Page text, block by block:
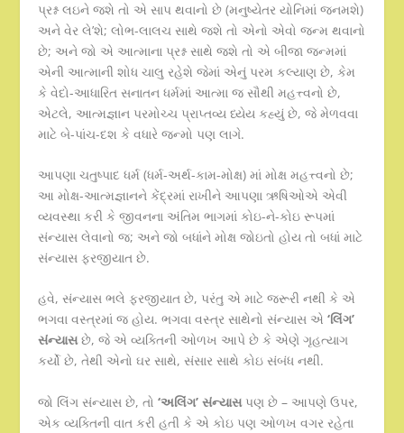
પ્રશ્ન લઇને જશે તો એ સાપ થવાનો છે (મનુષ્યેતર યોનિમાં જનમશે)
અને વેર લે’શે; લોભ-લાલચ સાથે જશે તો એનો એવો જન્મ થવાનો
છે; અને જો એ આત્માના પ્રશ્ન સાથે જશે તો એ બીજા જન્મમાં
એની આત્માની શોધ ચાલુ રહેશે જેમાં એનું પરમ કલ્યાણ છે, કેમ
કે વેદો-આધારિત સનાતન ધર્મમાં આત્મા જ સૌથી મહત્ત્વનો છે,
એટલે, આત્મજ્ઞાન પરમોચ્ચ પ્રાપ્તવ્ય ધ્યેય કહ્યું છે, જે મેળવવા
માટે બે-પાંચ-દશ કે વધારે જન્મો પણ લાગે.
આપણા ચતુષ્પાદ ધર્મ (ધર્મ-અર્થ-કામ-મોક્ષ) માં મોક્ષ મહત્ત્વનો છે;
આ મોક્ષ-આત્મજ્ઞાનને કેંદ્રમાં રાખીને આપણા ઋષિઓએ એવી
વ્યવસ્થા કરી કે જીવનના અંતિમ ભાગમાં કોઇ-ને-કોઇ રૂપમાં
સંન્યાસ લેવાનો જ; અને જો બધાંને મોક્ષ જોઇતો હોય તો બધાં માટે
સંન્યાસ ફરજીયાત છે.
હવે, સંન્યાસ ભલે ફરજીયાત છે, પરંતુ એ માટે જરૂરી નથી કે એ
ભગવા વસ્ત્રમાં જ હોય. ભગવા વસ્ત્ર સાથેનો સંન્યાસ એ‘લિંગ’
સંન્યાસછે, જે એ વ્યક્તિની ઓળખ આપે છે કે એણે ગૃહત્યાગ
કર્યો છે, તેથી એનો ઘર સાથે, સંસાર સાથે કોઇ સંબંધ નથી.
જો લિંગ સંન્યાસ છે, તો‘અલિંગ’ સંન્યાસપણ છે – આપણે ઉપર,
એક વ્યક્તિની વાત કરી હતી કે એ કોઇ પણ ઓળખ વગર રહેતા